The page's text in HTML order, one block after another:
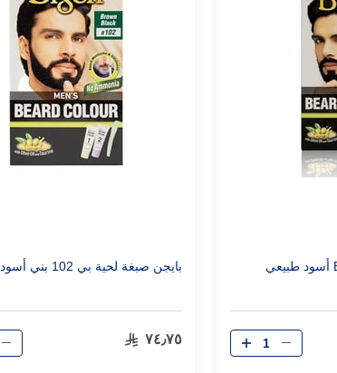
الكمية
بايجن صبغة لحية بي 102 بني أسود
٧٤٫٧٥